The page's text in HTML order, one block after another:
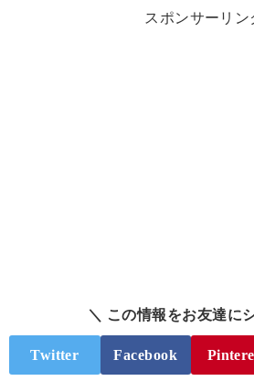
スポンサーリン
＼ この情報をお友達に
Twitter Facebook